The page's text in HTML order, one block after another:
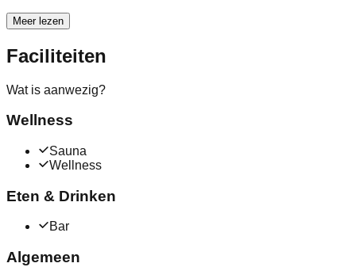
Meer lezen
Faciliteiten
Wat is aanwezig?
Wellness
Sauna
Wellness
Eten & Drinken
Bar
Algemeen